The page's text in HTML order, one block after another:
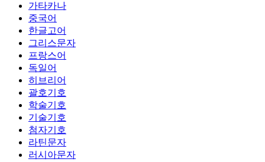
가타카나
중국어
한글고어
그리스문자
프랑스어
독일어
히브리어
괄호기호
학술기호
기술기호
첨자기호
라틴문자
러시아문자